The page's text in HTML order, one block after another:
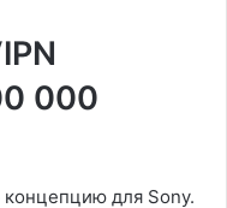
000
концепцию для Sony.